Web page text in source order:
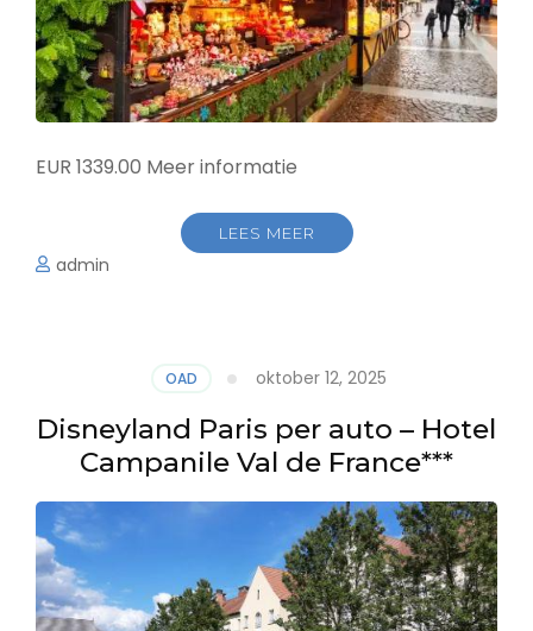
EUR 1339.00 Meer informatie
LEES MEER
admin
OAD oktober 12, 2025
Disneyland Paris per auto – Hotel
Campanile Val de France***